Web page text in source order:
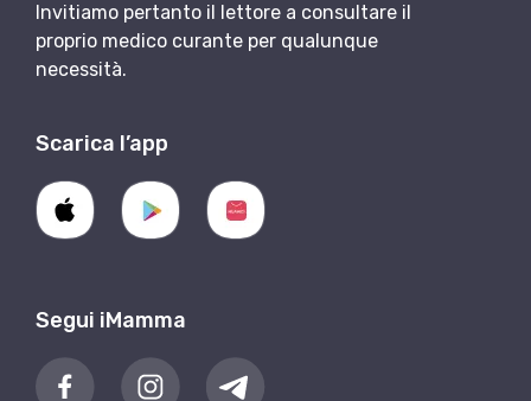
Invitiamo pertanto il lettore a consultare il
proprio medico curante per qualunque
necessità.
Scarica l’app
Segui iMamma